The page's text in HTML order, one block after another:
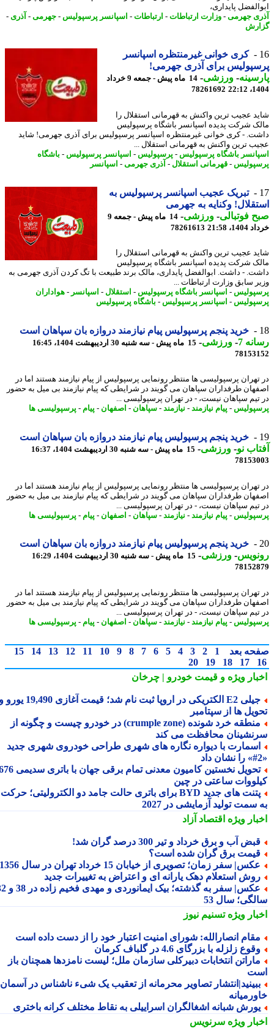
پایداری،
جهرمی-وزارت ارتباطات-ارتباطات-اسپانسر پرسپولیس-جهرمی-آذری -
کری خوانی غیرمنتظره اسپانسر
برای آذری جهرمی!
-ورزشی-
14 ماه پیش - جمعه 9 خرداد
78261692
عجیب ترین واکنش به قهرمانی استقلال را
شرکت پدیده اسپانسر باشگاه پرسپولیس
- کری خوانی غیرمنتظره اسپانسر پرسپولیس برای آذری جهرمی! شاید
ترین واکنش به قهرمانی استقلال ...
باشگاه پرسپولیس-پرسپولیس-اسپانسر پرسپولیس-باشگاه
-قهرمانی استقلال-آذری جهرمی-اسپانسر
تبریک عجیب اسپانسر پرسپولیس به
وکنایه به جهرمی
فوتبالی-ورزشی-
14 ماه پیش - جمعه 9
21:58
78261613
عجیب ترین واکنش به قهرمانی استقلال را
شرکت پدیده اسپانسر باشگاه پرسپولیس
- داشت. ابوالفضل پایداری، مالک برند طبیعت با تگ کردن آذری جهرمی به
سابق وزارت ارتباطات ...
-اسپانسر باشگاه پرسپولیس-استقلال-اسپانسر-هواداران
-اسپانسر پرسپولیس-باشگاه پرسپولیس
خرید پنجم پرسپولیس پیام نیازمند دروازه بان سپاهان است
7
-ورزشی-15 ماه پیش - سه شنبه 30 اردیبهشت 1404، 16:45
پرسپولیسی ها منتظر رونمایی پرسپولیس از پیام نیازمند هستند اما در
طرفداران سپاهان می گویند در شرایطی که پیام نیازمند بی میل به حضور
سپاهان نیست، - در تهران پرسپولیسی ...
-پیام نیازمند-نیازمند-سپاهان-اصفهان-پیام-پرسپولیسی ها
خرید پنجم پرسپولیس پیام نیازمند دروازه بان سپاهان است
نو- ورزشی-15 ماه پیش - سه شنبه 30 اردیبهشت 1404، 16:37
پرسپولیسی ها منتظر رونمایی پرسپولیس از پیام نیازمند هستند اما در
طرفداران سپاهان می گویند در شرایطی که پیام نیازمند بی میل به حضور
سپاهان نیست، - در تهران پرسپولیسی ...
-پیام نیازمند-نیازمند-سپاهان-اصفهان-پیام-پرسپولیسی ها
خرید پنجم پرسپولیس پیام نیازمند دروازه بان سپاهان است
-ورزشی-15 ماه پیش - سه شنبه 30 اردیبهشت 1404، 16:29
پرسپولیسی ها منتظر رونمایی پرسپولیس از پیام نیازمند هستند اما در
طرفداران سپاهان می گویند در شرایطی که پیام نیازمند بی میل به حضور
سپاهان نیست، - در تهران پرسپولیسی ...
-پیام نیازمند-نیازمند-سپاهان-اصفهان-پیام-پرسپولیسی ها
بعد 1
2
3
4
5
6
7
8
9
10
11
12
13
14
15
17
18
19
20
ویژهو قیمت خودرو | چرخان
جیلی E2 الکتریکی در اروپا ثبت نام شد؛ قیمت آغازی 19,490 یورو و
ها از سپتامبر
منطقه خرد شونده (crumple zone) در خودرو چیست و چگونه از
محافظت می کند
با دیواره نگاره های شهری طراحی خودروی شهری جدید
تحویل نخستین کامیون معدنی تمام برقی جهان با باتری سدیمی 676
ساعتی در چین
پتنت های جدید BYD برای باتری حالت جامد دو الکترولیتی؛ حرکت
سمت تولید آزمایشی در 2027
ویژهاقتصاد آزاد
آب و برق خرداد و تیر 300 درصد گران شد!
برق گران شده است؟
سفر زمان؛ تصویری از خیابان 15 خرداد تهران در سال 1356
استعلام دهک یارانه ای و اعتراض به تغییرات جدید
عکس| سفر به گذشته؛ بیک ایمانوردی و مهدی فخیم زاده در 38 و 32
سال 53
ویژهتسنیم نیوز
انصارالله: شورای امنیت اعتبار خود را از دست داده است
زلزله با بزرگای 4.6 در گلباف کرمان
انتخابات دبیرکلی سازمان ملل؛ لیست نامزدها همچنان باز
تصاویر محرمانه از تعقیب یک شیء ناشناس در آسمان
شبانه اشغالگران اسراییلی به نقاط مختلف کرانه باختری
ویژهسرنویس